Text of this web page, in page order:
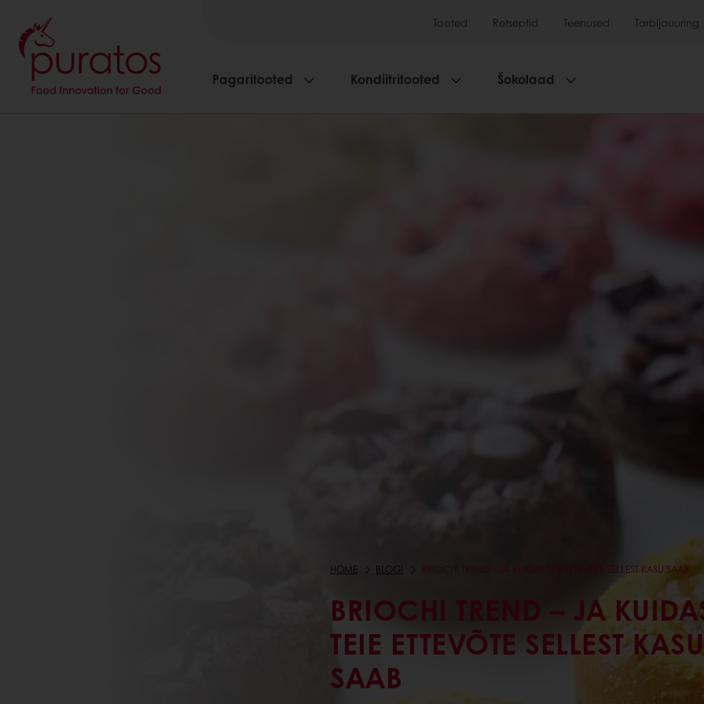
Tooted Retseptid Teenused Tarbijauuring
Pagaritooted Kondiitritooted Šokolaad
HOME BLOGI BRIOCHI TREND – JA KUIDAS TEIE ETTEVÕTE SELLEST KASU SAAB
BRIOCHI TREND – JA
TEIE ETTEVÕTE SELLEST KASU
SAAB